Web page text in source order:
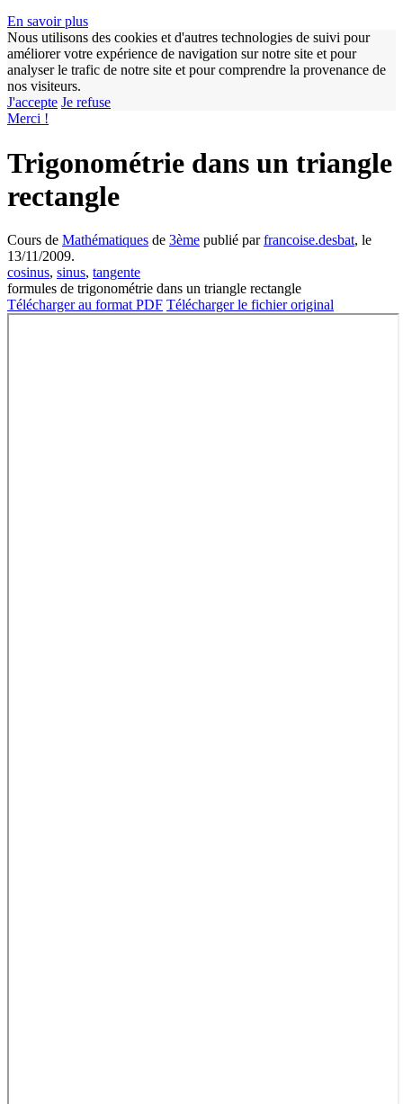
En savoir plus
Nous utilisons des cookies et d'autres technologies de suivi pour
améliorer votre expérience de navigation sur notre site et pour
analyser le trafic de notre site et pour comprendre la provenance de
nos visiteurs.
J'accepte Je refuse
Merci !
Trigonométrie dans un triangle
rectangle
Cours de Mathématiques de 3ème publié parfrancoise.desbat, le
13/11/2009.
cosinus, sinus, tangente
formules de trigonométrie dans un triangle rectangle
Télécharger au format PDF Télécharger le fichier original